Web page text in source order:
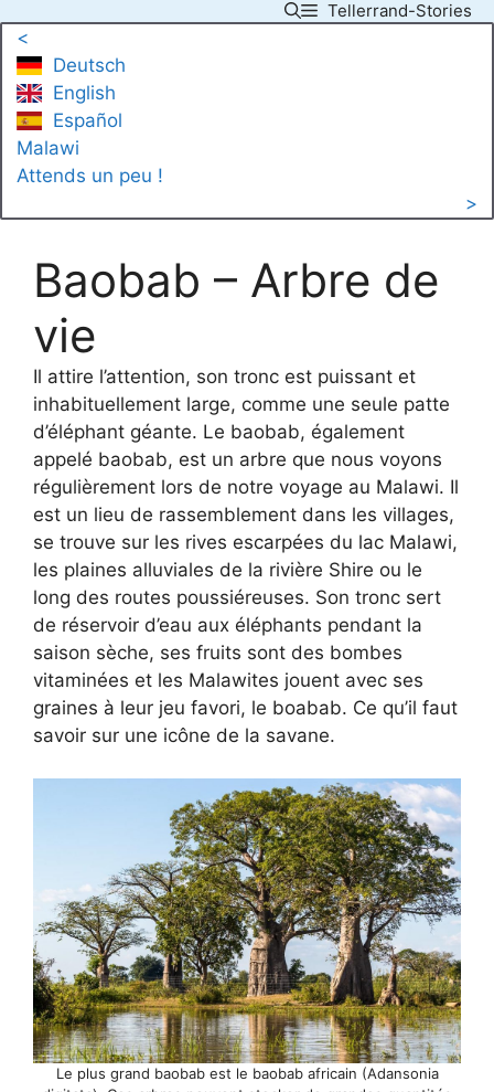
content
Tellerrand-Stories
<
Deutsch
English
Español
Malawi
Attends un peu !
>
Baobab – Arbre de
vie
Il attire l’attention, son tronc est puissant et
inhabituellement large, comme une seule patte
d’éléphant géante. Le baobab, également
appelé baobab, est un arbre que nous voyons
régulièrement lors de notre voyage au Malawi. Il
est un lieu de rassemblement dans les villages,
se trouve sur les rives escarpées du lac Malawi,
les plaines alluviales de la rivière Shire ou le
long des routes poussiéreuses. Son tronc sert
de réservoir d’eau aux éléphants pendant la
saison sèche, ses fruits sont des bombes
vitaminées et les Malawites jouent avec ses
graines à leur jeu favori, le boabab. Ce qu’il faut
savoir sur une icône de la savane.
Le plus grand baobab est le baobab africain (Adansonia